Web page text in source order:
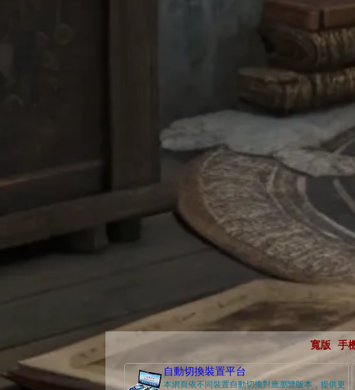
寬版 手
自動切換裝置平台
本網頁依不同裝置自動切換對應瀏覽版本，提供更